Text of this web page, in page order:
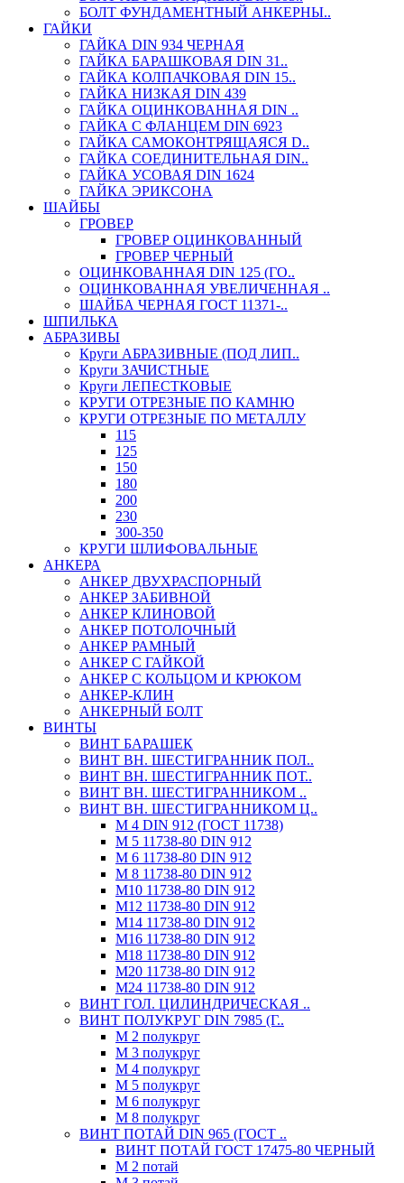
БОЛТ ФУНДАМЕНТНЫЙ АНКЕРНЫ..
ГАЙКИ
ГАЙКА DIN 934 ЧЕРНАЯ
ГАЙКА БАРАШКОВАЯ DIN 31..
ГАЙКА КОЛПАЧКОВАЯ DIN 15..
ГАЙКА НИЗКАЯ DIN 439
ГАЙКА ОЦИНКОВАННАЯ DIN ..
ГАЙКА С ФЛАНЦЕМ DIN 6923
ГАЙКА САМОКОНТРЯЩАЯСЯ D..
ГАЙКА СОЕДИНИТЕЛЬНАЯ DIN..
ГАЙКА УСОВАЯ DIN 1624
ГАЙКА ЭРИКСОНА
ШАЙБЫ
ГРОВЕР
ГРОВЕР ОЦИНКОВАННЫЙ
ГРОВЕР ЧЕРНЫЙ
ОЦИНКОВАННАЯ DIN 125 (ГО..
ОЦИНКОВАННАЯ УВЕЛИЧЕННАЯ ..
ШАЙБА ЧЕРНАЯ ГОСТ 11371-..
ШПИЛЬКА
АБРАЗИВЫ
Круги АБРАЗИВНЫЕ (ПОД ЛИП..
Круги ЗАЧИСТНЫЕ
Круги ЛЕПЕСТКОВЫЕ
КРУГИ ОТРЕЗНЫЕ ПО КАМНЮ
КРУГИ ОТРЕЗНЫЕ ПО МЕТАЛЛУ
115
125
150
180
200
230
300-350
КРУГИ ШЛИФОВАЛЬНЫЕ
АНКЕРА
АНКЕР ДВУХРАСПОРНЫЙ
АНКЕР ЗАБИВНОЙ
АНКЕР КЛИНОВОЙ
АНКЕР ПОТОЛОЧНЫЙ
АНКЕР РАМНЫЙ
АНКЕР С ГАЙКОЙ
АНКЕР С КОЛЬЦОМ И КРЮКОМ
АНКЕР-КЛИН
АНКЕРНЫЙ БОЛТ
ВИНТЫ
ВИНТ БАРАШЕК
ВИНТ ВН. ШЕСТИГРАННИК ПОЛ..
ВИНТ ВН. ШЕСТИГРАННИК ПОТ..
ВИНТ ВН. ШЕСТИГРАННИКОМ ..
ВИНТ ВН. ШЕСТИГРАННИКОМ Ц..
М 4 DIN 912 (ГОСТ 11738)
М 5 11738-80 DIN 912
М 6 11738-80 DIN 912
М 8 11738-80 DIN 912
М10 11738-80 DIN 912
М12 11738-80 DIN 912
М14 11738-80 DIN 912
М16 11738-80 DIN 912
М18 11738-80 DIN 912
М20 11738-80 DIN 912
М24 11738-80 DIN 912
ВИНТ ГОЛ. ЦИЛИНДРИЧЕСКАЯ ..
ВИНТ ПОЛУКРУГ DIN 7985 (Г..
М 2 полукруг
М 3 полукруг
М 4 полукруг
М 5 полукруг
М 6 полукруг
М 8 полукруг
ВИНТ ПОТАЙ DIN 965 (ГОСТ ..
ВИНТ ПОТАЙ ГОСТ 17475-80 ЧЕРНЫЙ
М 2 потай